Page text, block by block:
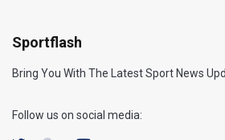
Sportflash
Bring You With The Latest Sport News
Follow us on social media: